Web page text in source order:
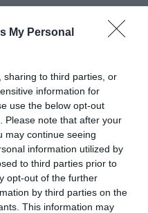
My Personal
sharing to third parties, or
information for
use the below opt-out
Please note that after your
may continue seeing
information utilized by
to third parties prior to
opt-out of the further
by third parties on the
This information may